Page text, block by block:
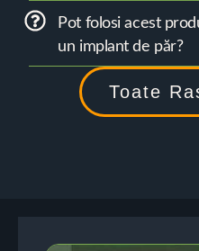
Pot folosi acest
un implant de păr?
Toate